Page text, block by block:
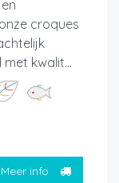
croques
kwalit...
Meer info